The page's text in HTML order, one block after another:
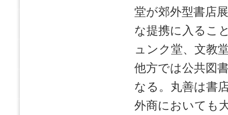
堂が郊外型書店
な提携に入るこ
ュンク堂、文教
他方では公共図
なる。丸善は書
外商においても